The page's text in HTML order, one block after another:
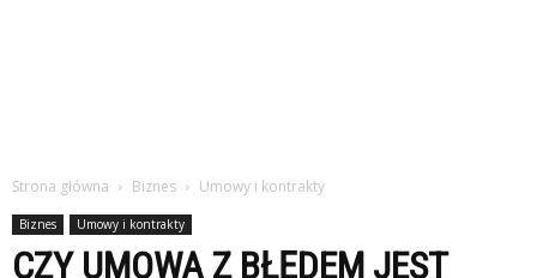
Strona główna Biznes Umowy i kontrakty
Biznes Umowy i kontrakty
CZY UMOWA Z BŁĘDEM JEST